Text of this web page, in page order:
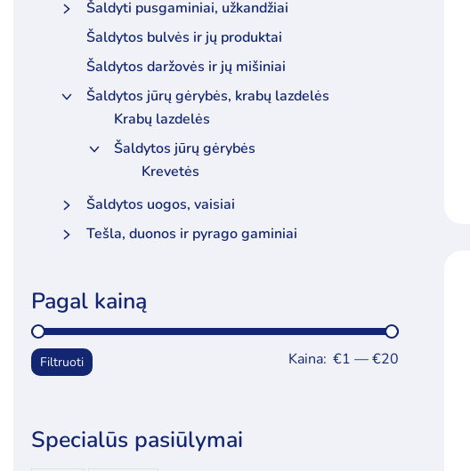
Šaldyti pusgaminiai, užkandžiai
Šaldytos bulvės ir jų produktai
Šaldytos daržovės ir jų mišiniai
Šaldytos jūrų gėrybės, krabų lazdelės
Krabų lazdelės
Šaldytos jūrų gėrybės
Krevetės
Šaldytos uogos, vaisiai
Tešla, duonos ir pyrago gaminiai
Pagal kainą
Min
Maks
Filtruoti Kaina: €1 —€20
Specialūs pasiūlymai